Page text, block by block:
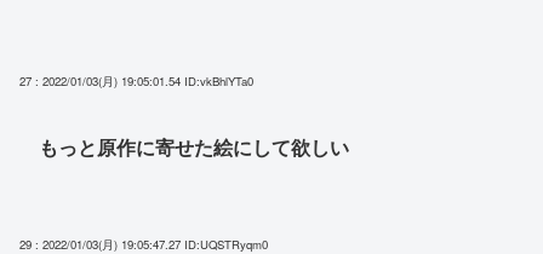
27 : 2022/01/03(月) 19:05:01.54 ID:vkBhlYTa0
もっと原作に寄せた絵にして欲しい
29 : 2022/01/03(月) 19:05:47.27 ID:UQSTRyqm0